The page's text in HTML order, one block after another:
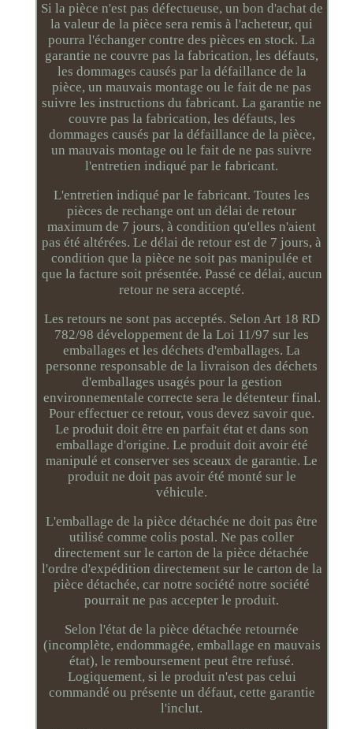
Si la pièce n'est pas défectueuse, un bon d'achat de
la valeur de la pièce sera remis à l'acheteur, qui
pourra l'échanger contre des pièces en stock. La
garantie ne couvre pas la fabrication, les défauts,
les dommages causés par la défaillance de la
pièce, un mauvais montage ou le fait de ne pas
suivre les instructions du fabricant. La garantie ne
couvre pas la fabrication, les défauts, les
dommages causés par la défaillance de la pièce,
un mauvais montage ou le fait de ne pas suivre
l'entretien indiqué par le fabricant.
L'entretien indiqué par le fabricant. Toutes les
pièces de rechange ont un délai de retour
maximum de 7 jours, à condition qu'elles n'aient
pas été altérées. Le délai de retour est de 7 jours, à
condition que la pièce ne soit pas manipulée et
que la facture soit présentée. Passé ce délai, aucun
retour ne sera accepté.
Les retours ne sont pas acceptés. Selon Art 18 RD
782/98 développement de la Loi 11/97 sur les
emballages et les déchets d'emballages. La
personne responsable de la livraison des déchets
d'emballages usagés pour la gestion
environnementale correcte sera le détenteur final.
Pour effectuer ce retour, vous devez savoir que.
Le produit doit être en parfait état et dans son
emballage d'origine. Le produit doit avoir été
manipulé et conserver ses sceaux de garantie. Le
produit ne doit pas avoir été monté sur le
véhicule.
L'emballage de la pièce détachée ne doit pas être
utilisé comme colis postal. Ne pas coller
directement sur le carton de la pièce détachée
l'ordre d'expédition directement sur le carton de la
pièce détachée, car notre société notre société
pourrait ne pas accepter le produit.
Selon l'état de la pièce détachée retournée
(incomplète, endommagée, emballage en mauvais
état), le remboursement peut être refusé.
Logiquement, si le produit n'est pas celui
commandé ou présente un défaut, cette garantie
l'inclut.